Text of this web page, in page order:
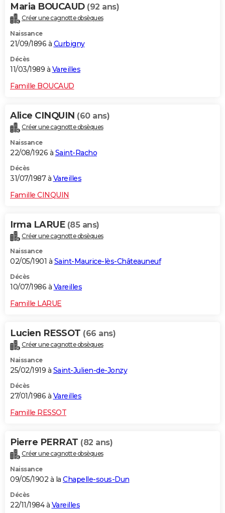
Maria BOUCAUD (92 ans)
Créer une cagnotte obsèques
Naissance
21/09/1896 à Curbigny
Décès
11/03/1989 à Vareilles
Famille BOUCAUD
Alice CINQUIN (60 ans)
Créer une cagnotte obsèques
Naissance
22/08/1926 à Saint-Racho
Décès
31/07/1987 à Vareilles
Famille CINQUIN
Irma LARUE (85 ans)
Créer une cagnotte obsèques
Naissance
02/05/1901 à Saint-Maurice-lès-Châteauneuf
Décès
10/07/1986 à Vareilles
Famille LARUE
Lucien RESSOT (66 ans)
Créer une cagnotte obsèques
Naissance
25/02/1919 à Saint-Julien-de-Jonzy
Décès
27/01/1986 à Vareilles
Famille RESSOT
Pierre PERRAT (82 ans)
Créer une cagnotte obsèques
Naissance
09/05/1902 à la Chapelle-sous-Dun
Décès
22/11/1984 à Vareilles